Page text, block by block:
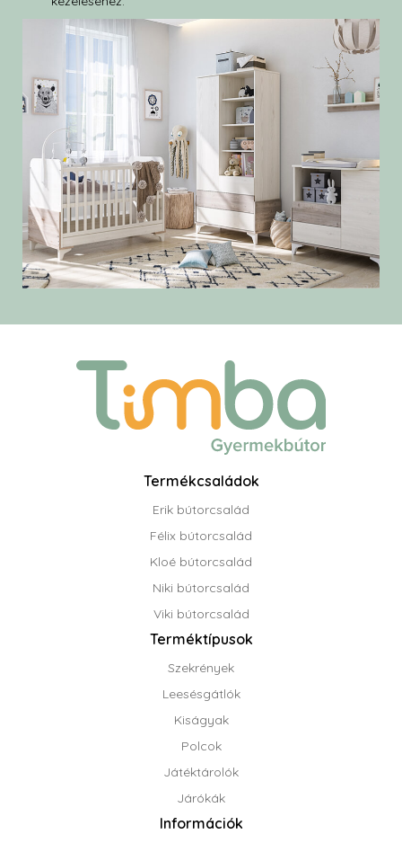
Termékcsaládok
Erik bútorcsalád
Félix bútorcsalád
Kloé bútorcsalád
Niki bútorcsalád
Viki bútorcsalád
Terméktípusok
Szekrények
Leesésgátlók
Kiságyak
Polcok
Játéktárolók
Járókák
Információk